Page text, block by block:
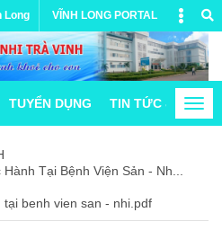
Long VĨNH LONG PORTAL
TUYỂN DỤNG TIN TỨC & HOẠT
Tại Bệnh Viện Sản - Nh...
benh vien san - nhi.pdf